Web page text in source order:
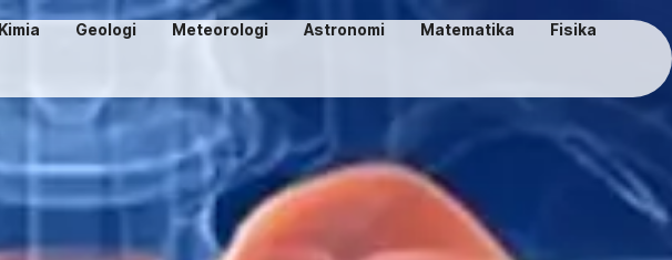
Kimia Geologi Meteorologi Astronomi Matematika Fisika